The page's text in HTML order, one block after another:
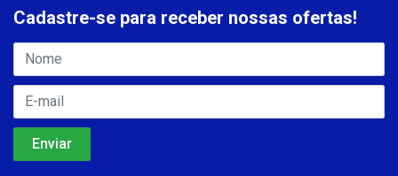
Cadastre-se para receber nossas ofertas!